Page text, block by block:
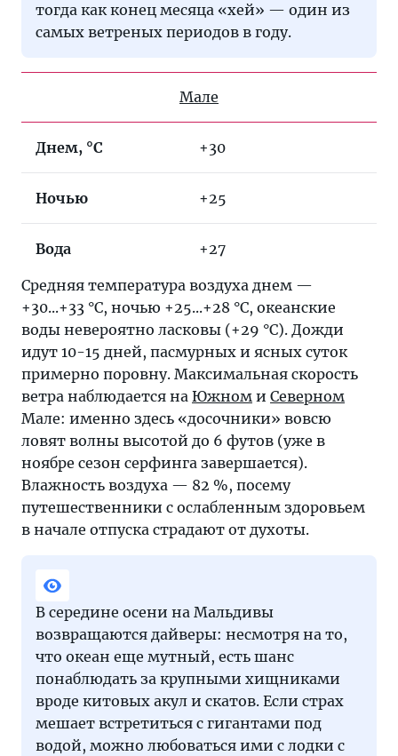
тогда как конец месяца «хей» — один из
самых ветреных периодов в году.
Мале
Днем, °C +30
Ночью +25
Вода +27
Средняя температура воздуха днем —
+30...+33 °С, ночью +25...+28 °С, океанские
воды невероятно ласковы (+29 °С). Дожди
идут 10-15 дней, пасмурных и ясных суток
примерно поровну. Максимальная скорость
ветра наблюдается на Южном и Северном
Мале: именно здесь «досочники» вовсю
ловят волны высотой до 6 футов (уже в
ноябре сезон серфинга завершается).
Влажность воздуха — 82 %, посему
путешественники с ослабленным здоровьем
в начале отпуска страдают от духоты.
В середине осени на Мальдивы
возвращаются дайверы: несмотря на то,
что океан еще мутный, есть шанс
понаблюдать за крупными хищниками
вроде китовых акул и скатов. Если страх
мешает встретиться с гигантами под
водой, можно любоваться ими с лодки с